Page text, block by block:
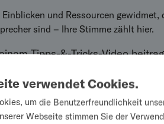
und Ressourcen
sind – Ihre Stimme zählt hier.
Tipps-&-Tricks-Video
und lesen Sie unsere
verwendet Cookies.
um die Benutzerfreundlichkeit
Webseite stimmen Sie der